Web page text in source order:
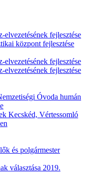
elvezetésének fejlesztése
központ fejlesztése
elvezetésének fejlesztése
elvezetésének fejlesztése
Óvoda humán
Kecskéd, Vértessomló
és polgármester
választása 2019.